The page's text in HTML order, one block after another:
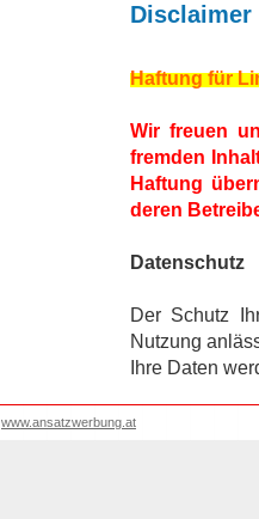
Disclaimer
Haftung für
Wir freuen
fremden
Haftung
deren
Datenschutz
Der Schutz
Nutzung
Ihre Daten
www.ansatzwerbung.at